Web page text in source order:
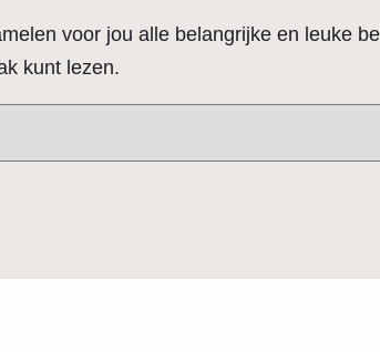
voor jou alle belangrijke en leuke
kunt lezen.